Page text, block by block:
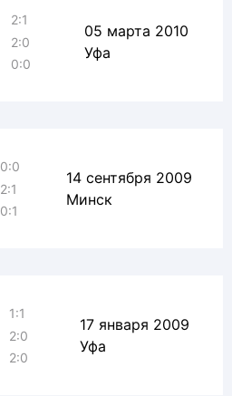
2:1
2:0
0:0
05 марта 2010
Уфа
0:0
2:1
0:1
14 сентября 2009
Минск
1:1
2:0
2:0
17 января 2009
Уфа